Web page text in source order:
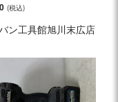
ン工具館旭川末広店